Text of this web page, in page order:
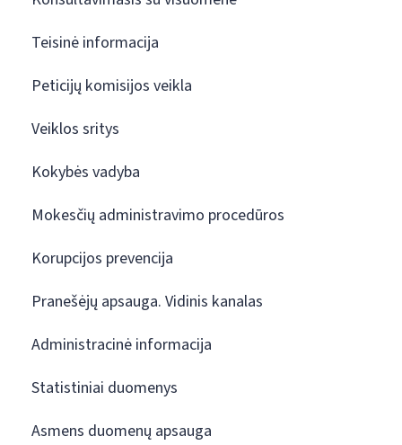
Teisinė informacija
Peticijų komisijos veikla
Veiklos sritys
Kokybės vadyba
Mokesčių administravimo procedūros
Korupcijos prevencija
Pranešėjų apsauga. Vidinis kanalas
Administracinė informacija
Statistiniai duomenys
Asmens duomenų apsauga